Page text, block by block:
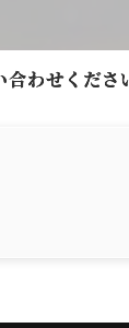
合わせくだ